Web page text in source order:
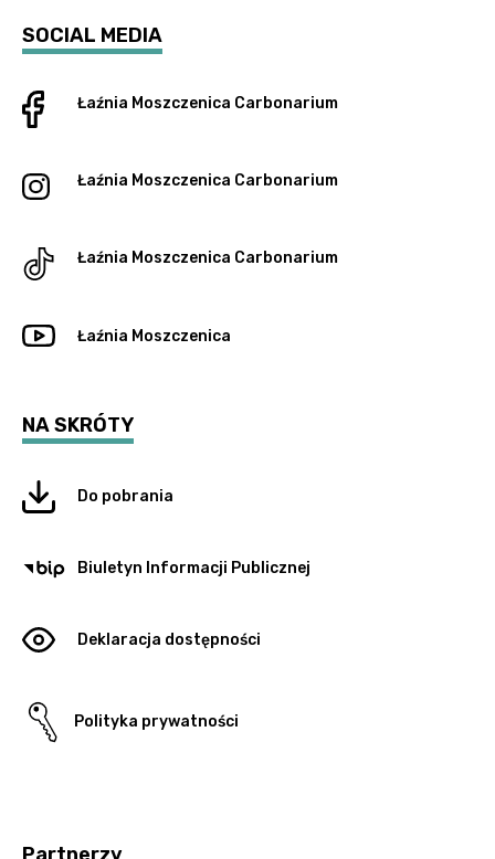
SOCIAL MEDIA
Łaźnia Moszczenica Carbonarium
Łaźnia Moszczenica Carbonarium
Łaźnia Moszczenica Carbonarium
Łaźnia Moszczenica
NA SKRÓTY
Do pobrania
Biuletyn Informacji Publicznej
Deklaracja dostępności
Polityka prywatności